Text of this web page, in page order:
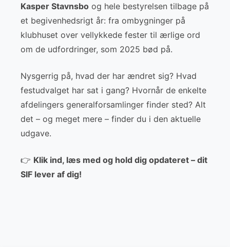
Kasper Stavnsbo og hele bestyrelsen tilbage på
et begivenhedsrigt år: fra ombygninger på
klubhuset over vellykkede fester til ærlige ord
om de udfordringer, som 2025 bød på.
Nysgerrig på, hvad der har ændret sig? Hvad
festudvalget har sat i gang? Hvornår de enkelte
afdelingers generalforsamlinger finder sted? Alt
det – og meget mere – finder du i den aktuelle
udgave.
👉 Klik ind, læs med og hold dig opdateret – dit
SIF lever af dig!